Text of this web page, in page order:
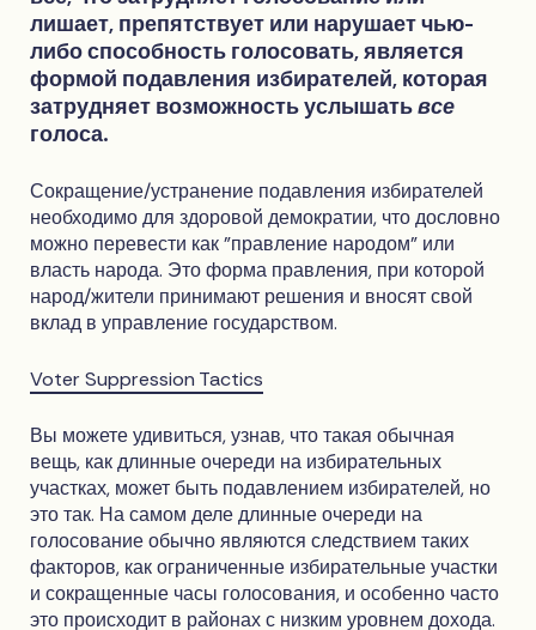
лишает, препятствует или нарушает чью-
либо способность голосовать, является
формой подавления избирателей, которая
затрудняет возможность услышатьвсе
голоса.
Сокращение/устранение подавления избирателей
необходимо для здоровой демократии, что дословно
можно перевести как "правление народом" или
власть народа. Это форма правления, при которой
народ/жители принимают решения и вносят свой
вклад в управление государством.
Voter Suppression Tactics
Вы можете удивиться, узнав, что такая обычная
вещь, как длинные очереди на избирательных
участках, может быть подавлением избирателей, но
это так. На самом деле длинные очереди на
голосование обычно являются следствием таких
факторов, как ограниченные избирательные участки
и сокращенные часы голосования, и особенно часто
это происходит в районах с низким уровнем дохода.